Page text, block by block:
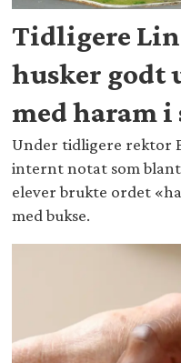
Tidligere
husker godt
med haram i
Under tidligere rektor
internt notat som
elever brukte ordet
med bukse.